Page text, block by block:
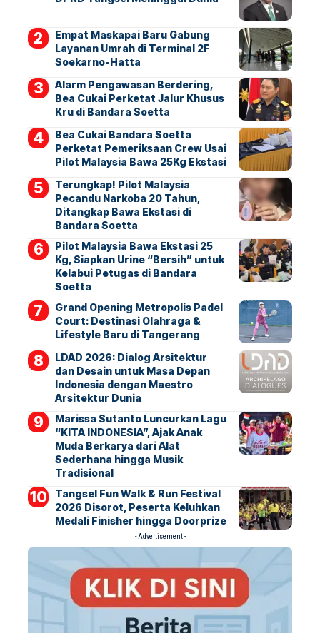
Empat Maskapai Baru Gabung
Layanan Umrah di Terminal 2F
Soekarno-Hatta
Alarm Pengawasan Berdering,
Bea Cukai Perketat Jalur Khusus
Kru di Bandara Soetta
Bea Cukai Bandara Soetta
Perketat Pemeriksaan Crew Usai
Pilot Malaysia Bawa 25Kg Ekstasi
Terungkap! Pilot Malaysia
Pecandu Narkoba 20 Tahun,
Ditangkap Bawa Ekstasi di
Bandara Soetta
Pilot Malaysia Bawa Ekstasi 25
Kg, Siapkan Urine “Bersih” untuk
Kelabui Petugas di Bandara
Soetta
Grand Opening Metropolis Padel
Court: Destinasi Olahraga &
Lifestyle Baru di Tangerang
LDAD 2026: Dialog Arsitektur
dan Desain untuk Masa Depan
Indonesia dengan Maestro
Arsitektur Dunia
Marissa Sutanto Luncurkan Lagu
“KITA INDONESIA”, Ajak Anak
Muda Berkarya dari Alat
Sederhana hingga Musik
Tradisional
Tangsel Fun Walk & Run Festival
2026 Disorot, Peserta Keluhkan
Medali Finisher hingga Doorprize
- Advertisement -